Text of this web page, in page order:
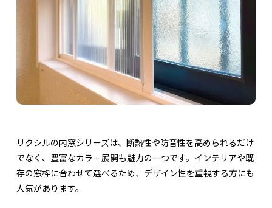
リクシルの内窓シリーズは、断熱性や防音性を高められるだけ
でなく、豊富なカラー展開も魅力の一つです。インテリアや既
存の窓枠に合わせて選べるため、デザイン性を重視する方にも
人気があります。